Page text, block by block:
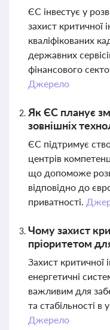
ЄС інвестує у
захист критичної
кваліфікованих
державних
фінансового
Джерело
Як ЄС планує
зовнішніх
ЄС підтримує
центрів
що допоможе
відповідно до
приватності.
Чому захист
пріоритетом
Захист критичної
енергетичні
важливим для
та стабільності в
Джерело